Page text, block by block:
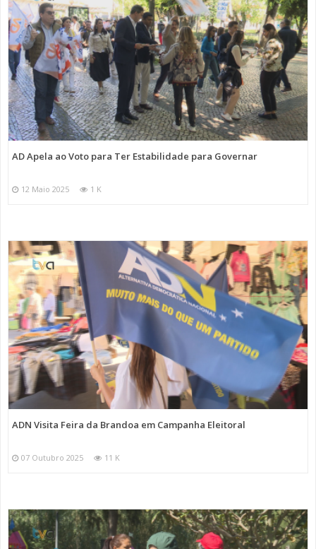
AD Apela ao Voto para Ter Estabilidade para Governar
12 Maio 2025 1 K
ADN Visita Feira da Brandoa em Campanha Eleitoral
07 Outubro 2025 11 K